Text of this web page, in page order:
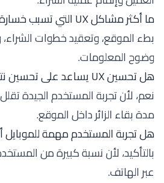
ما أكثر مشاكل UX التي تسبب خسارة العملاء؟
بطء الموقع، وتعقيد خطوات
وضوح المعلومات.
هل تحسين UX يساعد على تحسين نتائج SEO؟
نعم، لأن تجربة المستخدم الجيدة
مدة بقاء الزائر داخل الموقع.
هل تجربة المستخدم مهمة للموبايل
بالتأكيد، لأن نسبة كبيرة من
عبر الهاتف.